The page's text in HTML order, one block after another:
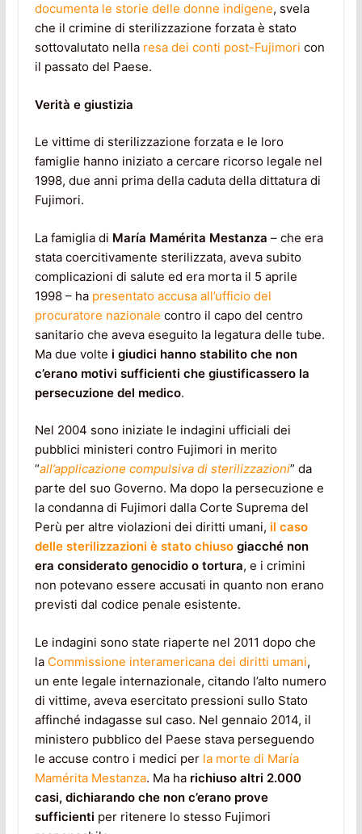
documenta le storie delle donne indigene, svela
che il crimine di sterilizzazione forzata è stato
sottovalutato nella resa dei conti post-Fujimori con
il passato del Paese.
Verità e giustizia
Le vittime di sterilizzazione forzata e le loro
famiglie hanno iniziato a cercare ricorso legale nel
1998, due anni prima della caduta della dittatura di
Fujimori.
La famiglia di María Mamérita Mestanza – che era
stata coercitivamente sterilizzata, aveva subito
complicazioni di salute ed era morta il 5 aprile
1998 – ha presentato accusa all’ufficio del
procuratore nazionale contro il capo del centro
sanitario che aveva eseguito la legatura delle tube.
Ma due volte i giudici hanno stabilito che non
c’erano motivi sufficienti che giustificassero la
persecuzione del medico.
Nel 2004 sono iniziate le indagini ufficiali dei
pubblici ministeri contro Fujimori in merito
“all’applicazione compulsiva di sterilizzazioni” da
parte del suo Governo. Ma dopo la persecuzione e
la condanna di Fujimori dalla Corte Suprema del
Perù per altre violazioni dei diritti umani, il caso
delle sterilizzazioni è stato chiusogiacché non
era considerato genocidio o tortura, e i crimini
non potevano essere accusati in quanto non erano
previsti dal codice penale esistente.
Le indagini sono state riaperte nel 2011 dopo che
la Commissione interamericana dei diritti umani,
un ente legale internazionale, citando l’alto numero
di vittime, aveva esercitato pressioni sullo Stato
affinché indagasse sul caso. Nel gennaio 2014, il
ministero pubblico del Paese stava perseguendo
le accuse contro i medici per la morte di María
Mamérita Mestanza. Ma ha richiuso altri 2.000
casi, dichiarando che non c’erano prove
sufficienti per ritenere lo stesso Fujimori